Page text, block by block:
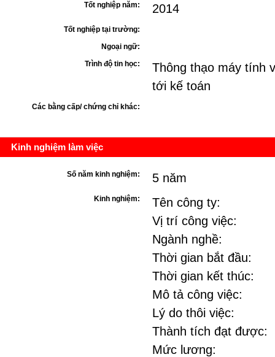
Tốt nghiệp năm: 2014
Tốt nghiệp tại trường:
Ngoại ngữ:
Trình độ tin học:
Thông thạo máy tính
tới kế toán
Các bằng cấp/ chứng chỉ khác:
Kinh nghiệm làm việc
Số năm kinh nghiệm: 5 năm
Kinh nghiệm:
Tên công ty:
Vị trí công việc:
Ngành nghề:
Thời gian bắt đầu:
Thời gian kết thúc:
Mô tả công việc:
Lý do thôi việc:
Thành tích đạt được:
Mức lương: